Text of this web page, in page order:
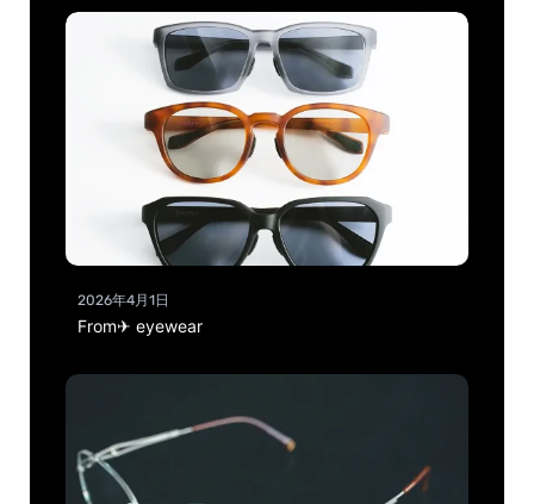
2026年4月1日
From✈ eyewear